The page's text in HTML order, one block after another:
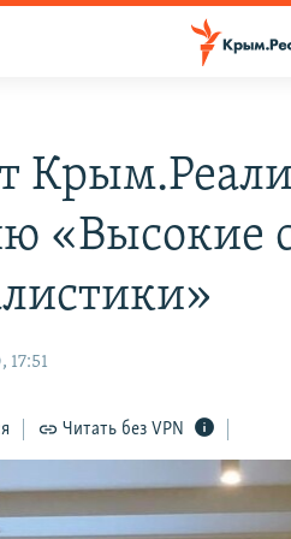
«Высокие
17:51
Читать без VPN